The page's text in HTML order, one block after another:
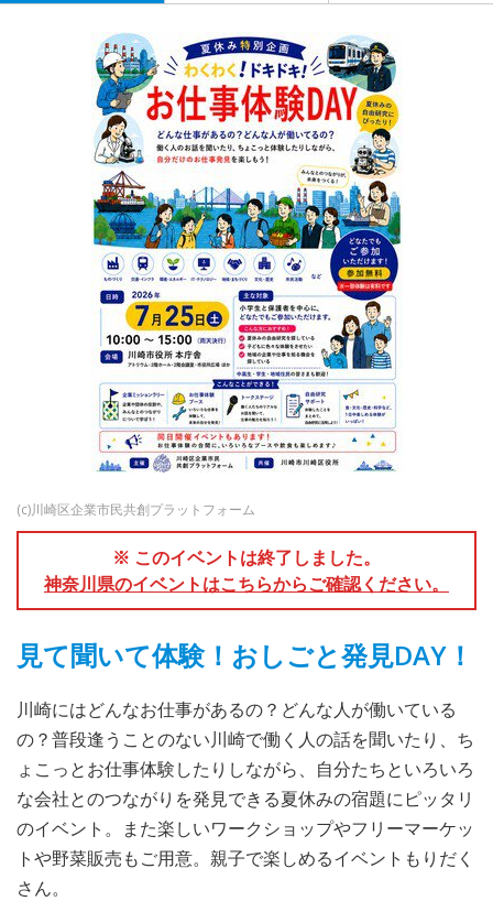
(c)川崎区企業市民共創プラットフォーム
※ このイベントは終了しました。
神奈川県のイベントはこちらからご確認ください。
見て聞いて体験！おしごと発見DAY！
川崎にはどんなお仕事があるの？どんな人が働いている
の？普段逢うことのない川崎で働く人の話を聞いたり、ち
ょこっとお仕事体験したりしながら、自分たちといろいろ
な会社とのつながりを発見できる夏休みの宿題にピッタリ
のイベント。また楽しいワークショップやフリーマーケッ
トや野菜販売もご用意。親子で楽しめるイベントもりだく
さん。